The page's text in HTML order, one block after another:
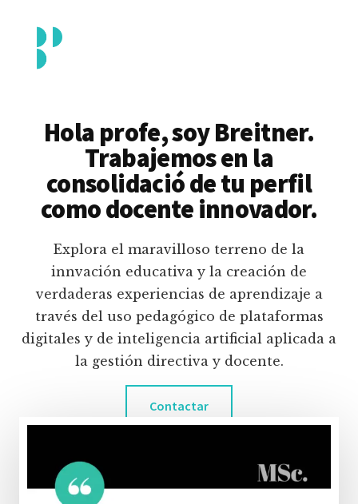
contenido
principal
menu
Piedrahita
docente
pedagógico
educativas
digitales
inteligencia
artificial.
Hola profe, soy Breitner.
Trabajemos en la
consolidació de tu perfil
como docente innovador.
Explora el maravilloso terreno de la
innvación educativa y la creación de
verdaderas experiencias de aprendizaje a
través del uso pedagógico de plataformas
digitales y de inteligencia artificial aplicada a
la gestión directiva y docente.
Contactar